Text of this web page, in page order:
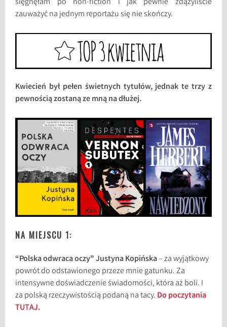
sięgnęłam po non-fiction i jak pewnie zdążyliście
zauważyć na jednym reportażu się nie skończy.
Kwiecień był pełen świetnych tytułów, jednak te trzy z
pewnością zostaną ze mną na dłużej.
NA MIEJSCU 1:
“Polska odwraca oczy” Justyna Kopińska– za wyjątkowy
powrót do odstawionego przeze mnie gatunku. Za
intensywne doświadczenie świadomości, która aż boli. I
za polską rzeczywistością podaną na tacy. Do poczytania
TUTAJ.